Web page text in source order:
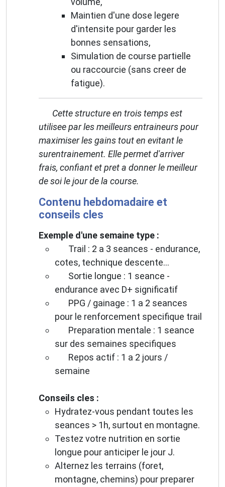
Maintien d'une dose legere
d'intensite pour garder les
bonnes sensations,
Simulation de course partielle
ou raccourcie (sans creer de
fatigue).
Cette structure en trois temps est
utilisee par les meilleurs entraineurs pour
maximiser les gains tout en evitant le
surentrainement. Elle permet d'arriver
frais, confiant et pret a donner le meilleur
de soi le jour de la course.
Contenu hebdomadaire et
conseils cles
Exemple d'une semaine type :
Trail : 2 a 3 seances - endurance,
cotes, technique descente...
Sortie longue : 1 seance -
endurance avec D+ significatif
PPG / gainage : 1 a 2 seances
pour le renforcement specifique trail
Preparation mentale : 1 seance
sur des semaines specifiques
Repos actif : 1 a 2 jours /
semaine
Conseils cles :
Hydratez-vous pendant toutes les
seances > 1h, surtout en montagne.
Testez votre nutrition en sortie
longue pour anticiper le jour J.
Alternez les terrains (foret,
montagne, chemins) pour preparer